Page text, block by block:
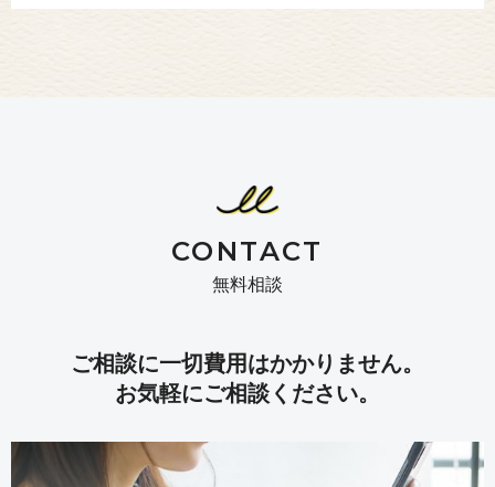
CONTACT
無料相談
ご相談に一切費用はかかりません。
お気軽にご相談ください。